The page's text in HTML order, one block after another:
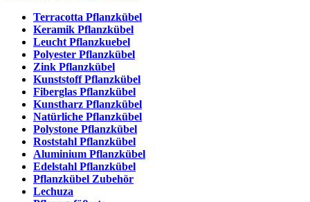
Terracotta Pflanzkübel
Keramik Pflanzkübel
Leucht Pflanzkuebel
Polyester Pflanzkübel
Zink Pflanzkübel
Kunststoff Pflanzkübel
Fiberglas Pflanzkübel
Kunstharz Pflanzkübel
Natürliche Pflanzkübel
Polystone Pflanzkübel
Roststahl Pflanzkübel
Aluminium Pflanzkübel
Edelstahl Pflanzkübel
Pflanzkübel Zubehör
Lechuza